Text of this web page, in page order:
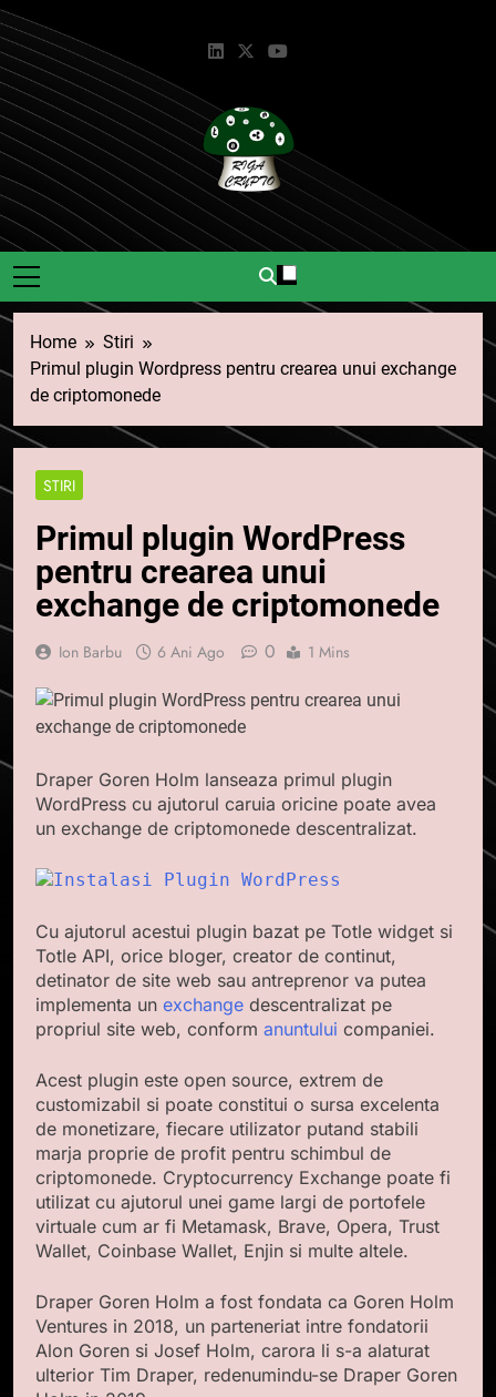
Skip
to
content
Riga Crypto
Știri Și Informații Despre
Criptomonede.
Home
Stiri
Primul plugin Wordpress pentru crearea unui exchange
de criptomonede
STIRI
Primul plugin WordPress
pentru crearea unui
exchange de criptomonede
Ion Barbu 6 Ani Ago 0 1 Mins
Draper Goren Holm lanseaza primul plugin
WordPress cu ajutorul caruia oricine poate avea
un exchange de criptomonede descentralizat.
Cu ajutorul acestui plugin bazat pe Totle widget si
Totle API, orice bloger, creator de continut,
detinator de site web sau antreprenor va putea
implementa un exchange descentralizat pe
propriul site web, conform anuntului companiei.
Acest plugin este open source, extrem de
customizabil si poate constitui o sursa excelenta
de monetizare, fiecare utilizator putand stabili
marja proprie de profit pentru schimbul de
criptomonede. Cryptocurrency Exchange poate fi
utilizat cu ajutorul unei game largi de portofele
virtuale cum ar fi Metamask, Brave, Opera, Trust
Wallet, Coinbase Wallet, Enjin si multe altele.
Draper Goren Holm a fost fondata ca Goren Holm
Ventures in 2018, un parteneriat intre fondatorii
Alon Goren si Josef Holm, carora li s-a alaturat
ulterior Tim Draper, redenumindu-se Draper Goren